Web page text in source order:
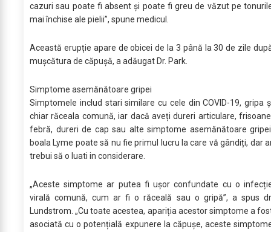
cazuri sau poate fi absent și poate fi greu de văzut pe
mai închise ale pielii”, spune medicul.
Această erupție apare de obicei de la 3 până la 30 de zile
mușcătura de căpușă, a adăugat Dr. Park.
Simptome asemănătoare gripei
Simptomele includ stari similare cu cele din COVID-19, gripa
chiar răceala comună, iar dacă aveți dureri articulare,
febră, dureri de cap sau alte simptome asemănătoare
boala Lyme poate să nu fie primul lucru la care vă gândiți, dar
trebui să o luati in considerare.
„Aceste simptome ar putea fi ușor confundate cu o
virală comună, cum ar fi o răceală sau o gripă”, a spus
Lundstrom. „Cu toate acestea, apariția acestor simptome a
asociată cu o potențială expunere la căpușe, aceste